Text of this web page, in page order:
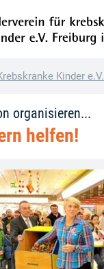
Kinder e.V.
organisieren...
helfen!